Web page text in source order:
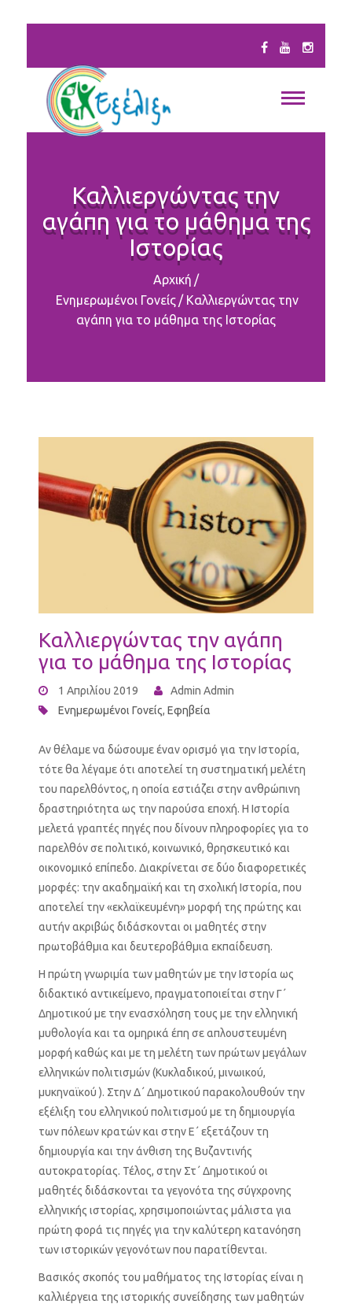
Καλλιεργώντας την
αγάπη για το μάθημα της
Ιστορίας
Αρχική /
Ενημερωμένοι Γονείς /Καλλιεργώντας την
αγάπη για το μάθημα της Ιστορίας
Καλλιεργώντας την αγάπη
για το μάθημα της Ιστορίας
1 Απριλίου 2019
Admin Admin
Ενημερωμένοι Γονείς, Εφηβεία
Αν θέλαμε να δώσουμε έναν ορισμό για την Ιστορία,
τότε θα λέγαμε ότι αποτελεί τη συστηματική μελέτη
του παρελθόντος, η οποία εστιάζει στην ανθρώπινη
δραστηριότητα ως την παρούσα εποχή. Η Ιστορία
μελετά γραπτές πηγές που δίνουν πληροφορίες για το
παρελθόν σε πολιτικό, κοινωνικό, θρησκευτικό και
οικονομικό επίπεδο. Διακρίνεται σε δύο διαφορετικές
μορφές: την ακαδημαϊκή και τη σχολική Ιστορία, που
αποτελεί την «εκλαϊκευμένη» μορφή της πρώτης και
αυτήν ακριβώς διδάσκονται οι μαθητές στην
πρωτοβάθμια και δευτεροβάθμια εκπαίδευση.
Η πρώτη γνωριμία των μαθητών με την Ιστορία ως
διδακτικό αντικείμενο, πραγματοποιείται στην Γ΄
Δημοτικού με την ενασχόληση τους με την ελληνική
μυθολογία και τα ομηρικά έπη σε απλουστευμένη
μορφή καθώς και με τη μελέτη των πρώτων μεγάλων
ελληνικών πολιτισμών (Κυκλαδικού, μινωικού,
μυκηναϊκού ). Στην Δ΄ Δημοτικού παρακολουθούν την
εξέλιξη του ελληνικού πολιτισμού με τη δημιουργία
των πόλεων κρατών και στην Ε΄ εξετάζουν τη
δημιουργία και την άνθιση της Βυζαντινής
αυτοκρατορίας. Τέλος, στην Στ΄ Δημοτικού οι
μαθητές διδάσκονται τα γεγονότα της σύγχρονης
ελληνικής ιστορίας, χρησιμοποιώντας μάλιστα για
πρώτη φορά τις πηγές για την καλύτερη κατανόηση
των ιστορικών γεγονότων που παρατίθενται.
Βασικός σκοπός του μαθήματος της Ιστορίας είναι η
καλλιέργεια της ιστορικής συνείδησης των μαθητών